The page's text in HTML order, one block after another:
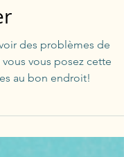
me
des problèmes de